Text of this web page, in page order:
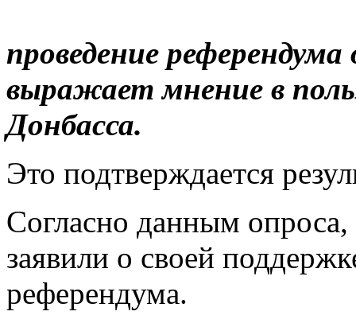
проведение
выражает мнение в
Донбасса.
Это подтверждается
Согласно данным
заявили о своей
референдума.